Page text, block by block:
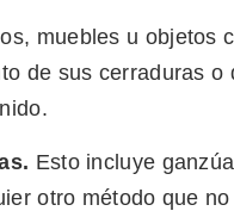
muebles u objetos
de sus cerraduras
Esto incluye
otro método que